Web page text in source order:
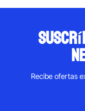
Recibe ofertas